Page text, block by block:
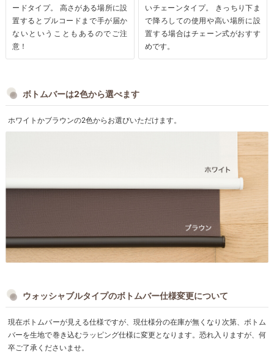
ードタイプ。 高さがある場所に設
置するとプルコードまで手が届か
ないということもあるのでご注
意！
いチェーンタイプ。 きっちり下ま
で降ろしての使用や高い場所に設
置する場合はチェーン式がおすす
めです。
ボトムバーは2色から選べます
ホワイトかブラウンの2色からお選びいただけます。
ウォッシャブルタイプのボトムバー仕様変更について
現在ボトムバーが見える仕様ですが、現仕様分の在庫が無くなり次第、ボトム
バーを生地で巻き込むラッピング仕様に変更となります。恐れ入りますが、何
卒ご了承くださいませ。